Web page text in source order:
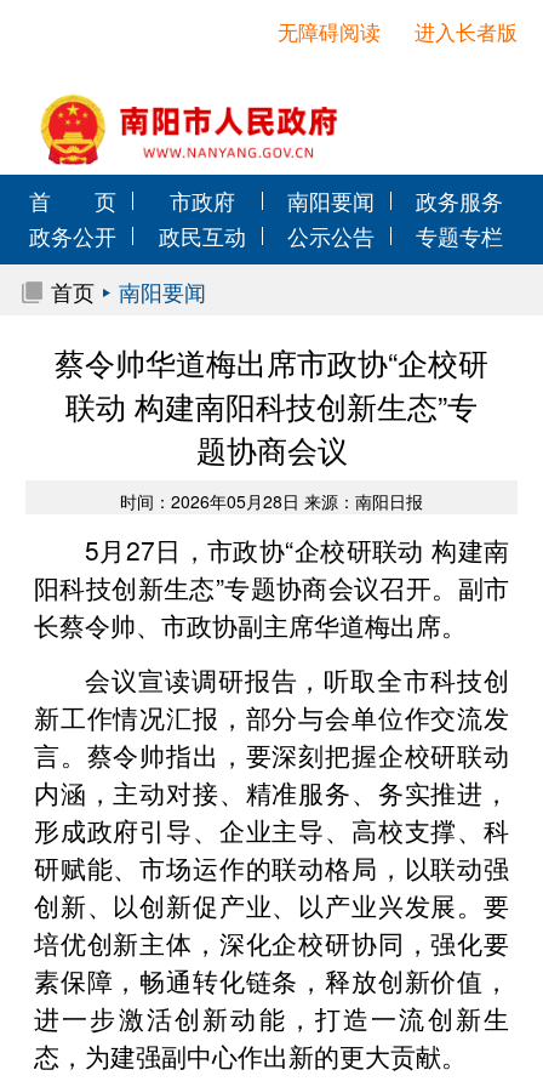
进入长者版
无障碍阅读
首 页 市政府 南阳要闻
政务服务
政务公开
政民互动 公示公告
专题专栏
首页
南阳要闻
蔡令帅华道梅出席市政协“企校研
联动 构建南阳科技创新生态”专
题协商会议
时间：2026年05月28日 来源：南阳日报
5月27日，市政协“企校研联动 构建南
阳科技创新生态”专题协商会议召开。副市
长蔡令帅、市政协副主席华道梅出席。
会议宣读调研报告，听取全市科技创
新工作情况汇报，部分与会单位作交流发
言。蔡令帅指出，要深刻把握企校研联动
内涵，主动对接、精准服务、务实推进，
形成政府引导、企业主导、高校支撑、科
研赋能、市场运作的联动格局，以联动强
创新、以创新促产业、以产业兴发展。要
培优创新主体，深化企校研协同，强化要
素保障，畅通转化链条，释放创新价值，
进一步激活创新动能，打造一流创新生
态，为建强副中心作出新的更大贡献。